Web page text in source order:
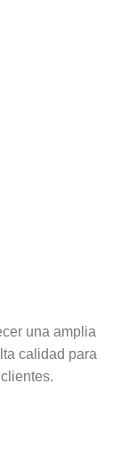
una amplia
calidad para